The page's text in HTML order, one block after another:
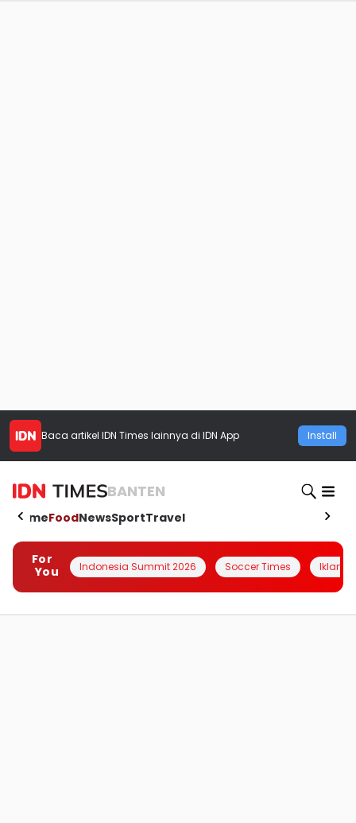
Baca artikel IDN Times lainnya di IDN App Install
BANTEN
HomeFoodNewsSportTravel
For
You
Indonesia Summit 2026 Soccer Times Iklanin